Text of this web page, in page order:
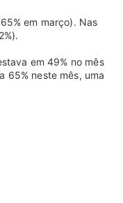
em março). Nas
em 49% no mês
65% neste mês, uma